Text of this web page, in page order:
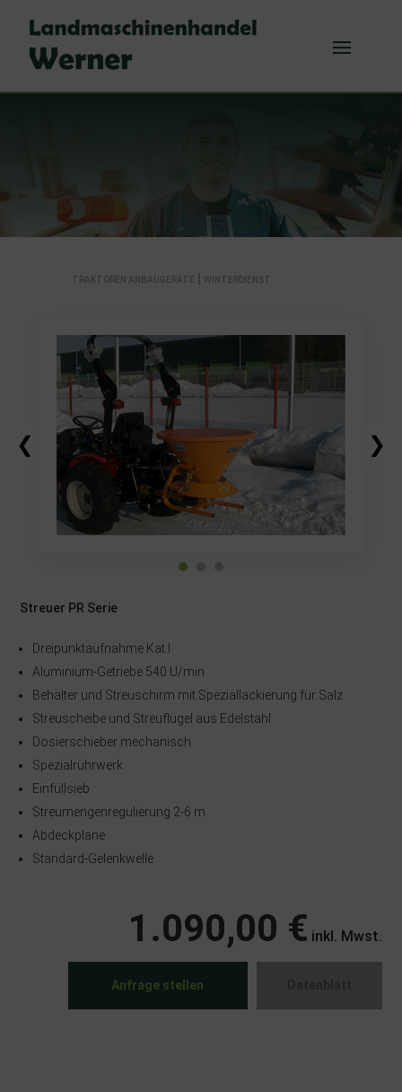
TRAKTOREN ANBAUGERÄTE WINTERDIENST
❮ ❯
Streuer PR Serie
Dreipunktaufnahme Kat.I
Aluminium-Getriebe 540 U/min
Behälter und Streuschirm mit Speziallackierung für Salz
Streuscheibe und Streuflügel aus Edelstahl
Dosierschieber mechanisch
Spezialrührwerk
Einfüllsieb
Streumengenregulierung 2-6 m
Abdeckplane
Standard-Gelenkwelle
1.090,00 € inkl. Mwst.
Anfrage stellen